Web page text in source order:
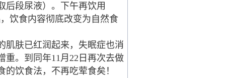
后段尿液）。下午再饮用
饮食内容彻底改变为自然食
肌肤已红润起来，失眠症也消
重。到同年11月22日再次去做
饮食法，不再吃荤食矣！